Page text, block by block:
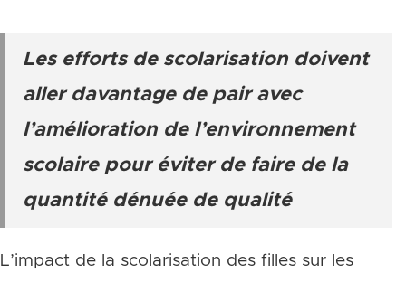
Les efforts de scolarisation doivent
aller davantage de pair avec
l’amélioration de l’environnement
scolaire pour éviter de faire de la
quantité dénuée de qualité
L’impact de la scolarisation des filles sur les